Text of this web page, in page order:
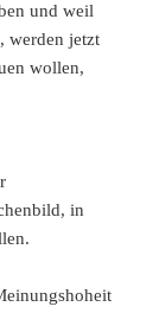
und weil
werden jetzt
wollen,
in